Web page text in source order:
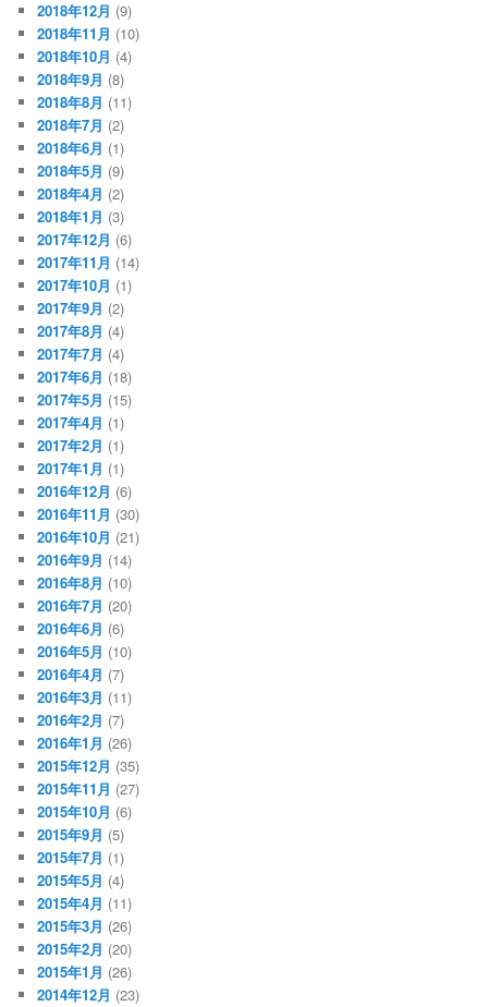
2018年12月 (9)
2018年11月 (10)
2018年10月 (4)
2018年9月 (8)
2018年8月 (11)
2018年7月 (2)
2018年6月 (1)
2018年5月 (9)
2018年4月 (2)
2018年1月 (3)
2017年12月 (6)
2017年11月 (14)
2017年10月 (1)
2017年9月 (2)
2017年8月 (4)
2017年7月 (4)
2017年6月 (18)
2017年5月 (15)
2017年4月 (1)
2017年2月 (1)
2017年1月 (1)
2016年12月 (6)
2016年11月 (30)
2016年10月 (21)
2016年9月 (14)
2016年8月 (10)
2016年7月 (20)
2016年6月 (6)
2016年5月 (10)
2016年4月 (7)
2016年3月 (11)
2016年2月 (7)
2016年1月 (26)
2015年12月 (35)
2015年11月 (27)
2015年10月 (6)
2015年9月 (5)
2015年7月 (1)
2015年5月 (4)
2015年4月 (11)
2015年3月 (26)
2015年2月 (20)
2015年1月 (26)
2014年12月 (23)